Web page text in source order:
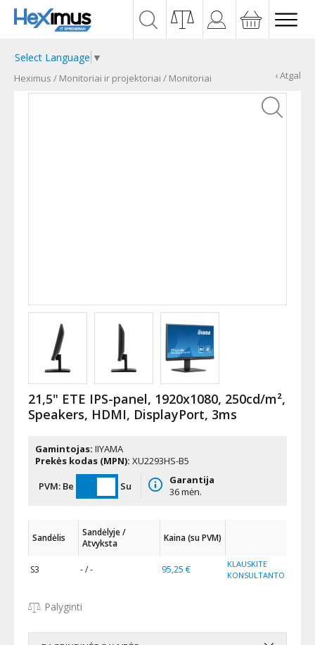
Select Language ▼
Heximus / Monitoriai ir projektoriai / Monitoriai ‹ Atgal
21,5" ETE IPS-panel, 1920x1080, 250cd/m²,
Speakers, HDMI, DisplayPort, 3ms
Gamintojas: IIYAMA
Prekės kodas (MPN): XU2293HS-B5
PVM: Be Su
Garantija
36 mėn.
Sandėlis
Sandėlyje /
Atvyksta
Kaina (su PVM)
S3 - / - 95,25 €
KLAUSKITE
KONSULTANTO
Palyginti